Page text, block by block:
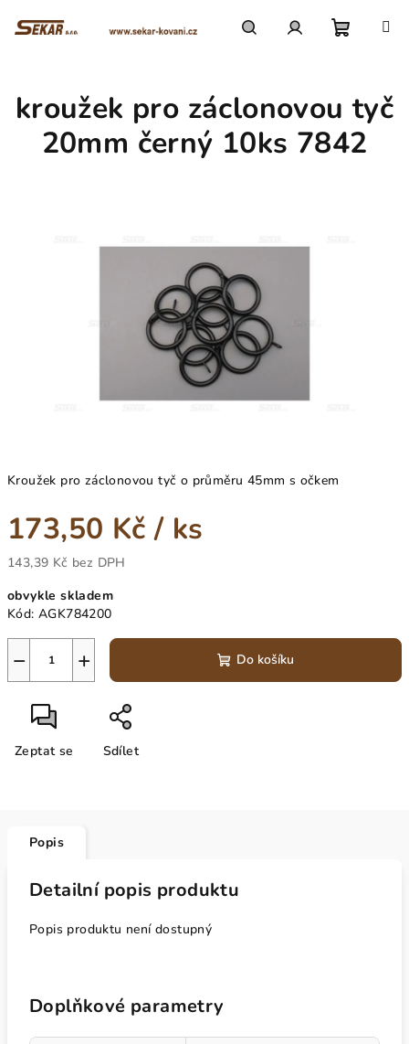
košík
Kroužek pro záclonovou tyč o průměru 45mm s očkem
173,50 Kč/ ks
143,39 Kč bez DPH
cena:
obvykle skladem
Kód: AGK784200
+
− Do košíku
Zeptat se Sdílet
kroužek pro záclonovou tyč
20mm černý 10ks 7842
Popis
Detailní popis produktu
Popis produktu není dostupný
Doplňkové parametry